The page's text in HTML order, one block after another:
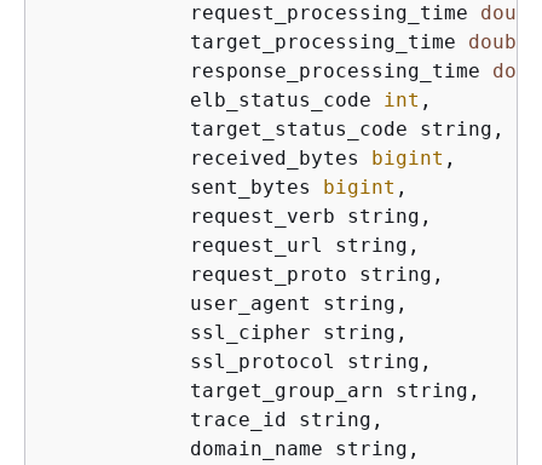
            request_processing_time
            target_processing_time
double
            response_processing_time
            elb_status_code
int ,
            target_status_code string,
            received_bytes
bigint ,
            sent_bytes
bigint ,
            request_verb string,
            request_url string,
            request_proto string,
            user_agent string,
            ssl_cipher string,
            ssl_protocol string,
            target_group_arn string,
            trace_id string,
            domain_name string,